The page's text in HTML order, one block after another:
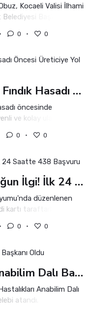
Kocaeli Valisi İlhami
Başkan Vekili
bulundu.
0 0
Kandıra Belediyesi’nden Fındık Hasadı Öncesi Üreticiye Yol Desteği
öncesinde
ve kolay ulaşabilmesi
sürdürüyor.
0 0
Paraf Körfez Kartına Yoğun İlgi! İlk 24 Saatte 438 Başvuru
düzenlenen
kartı taraftarlardan
0 0
Prof. Dr. Altay Çelebi Anabilim Dalı Başkanı Oldu
Anabilim Dalı
atandı.